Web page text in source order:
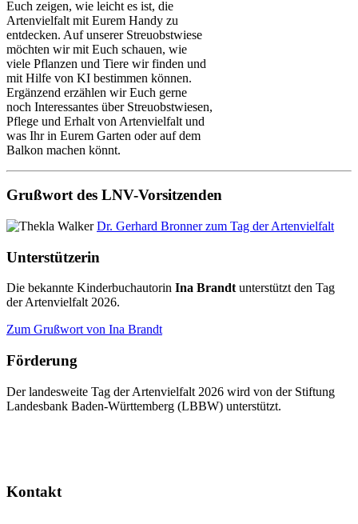
Euch zeigen, wie leicht es ist, die
Artenvielfalt mit Eurem Handy zu
entdecken. Auf unserer Streuobstwiese
möchten wir mit Euch schauen, wie
viele Pflanzen und Tiere wir finden und
mit Hilfe von KI bestimmen können.
Ergänzend erzählen wir Euch gerne
noch Interessantes über Streuobstwiesen,
Pflege und Erhalt von Artenvielfalt und
was Ihr in Eurem Garten oder auf dem
Balkon machen könnt.
Grußwort des LNV-Vorsitzenden
Dr. Gerhard Bronner zum Tag der Artenvielfalt
Unterstützerin
Die bekannte Kinderbuchautorin Ina Brandtunterstützt den Tag
der Artenvielfalt 2026.
Zum Grußwort von Ina Brandt
Förderung
Der landesweite Tag der Artenvielfalt 2026 wird von der Stiftung
Landesbank Baden-Württemberg (LBBW) unterstützt.
Kontakt